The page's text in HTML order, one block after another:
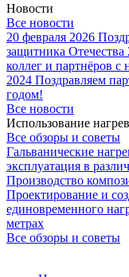
Новости
Все новости
20 февраля 2026
защитника Отечества
коллег и партнёров
2024 Поздравляем
годом!
Все новости
Использование
Все обзоры и советы
Гальванические
эксплуатация в
Производство
Проектирование и
единовременного
метрах
Все обзоры и советы